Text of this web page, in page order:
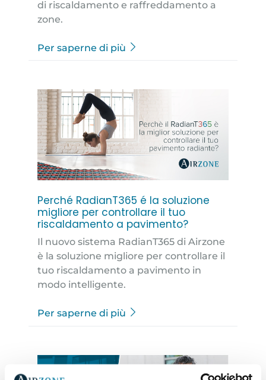
di riscaldamento e raffreddamento a
zone.
Per saperne di più
Perché RadianT365 é la soluzione
migliore per controllare il tuo
riscaldamento a pavimento?
Il nuovo sistema RadianT365 di Airzone
è la soluzione migliore per controllare il
tuo riscaldamento a pavimento in
modo intelligente.
Per saperne di più